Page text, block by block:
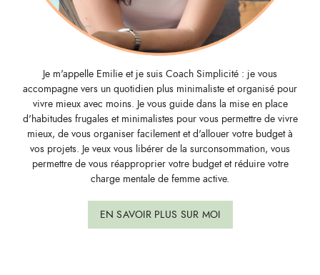
Je m'appelle Emilie et je suis Coach Simplicité : je vous
accompagne vers un quotidien plus minimaliste et organisé pour
vivre mieux avec moins. Je vous guide dans la mise en place
d'habitudes frugales et minimalistes pour vous permettre de vivre
mieux, de vous organiser facilement et d'allouer votre budget à
vos projets. Je veux vous libérer de la surconsommation, vous
permettre de vous réapproprier votre budget et réduire votre
charge mentale de femme active.
EN SAVOIR PLUS SUR MOI